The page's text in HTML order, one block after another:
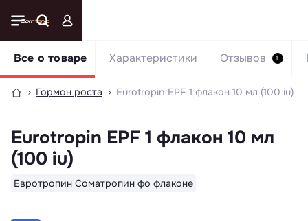
Гормон роста Eurotropin EPF 1 флакон 10 мл (100 iu)
Eurotropin EPF 1 флакон 10 мл
(100 iu)
Евротропин Соматропин фо флаконе
Все о товаре Характеристики Отзывов 1